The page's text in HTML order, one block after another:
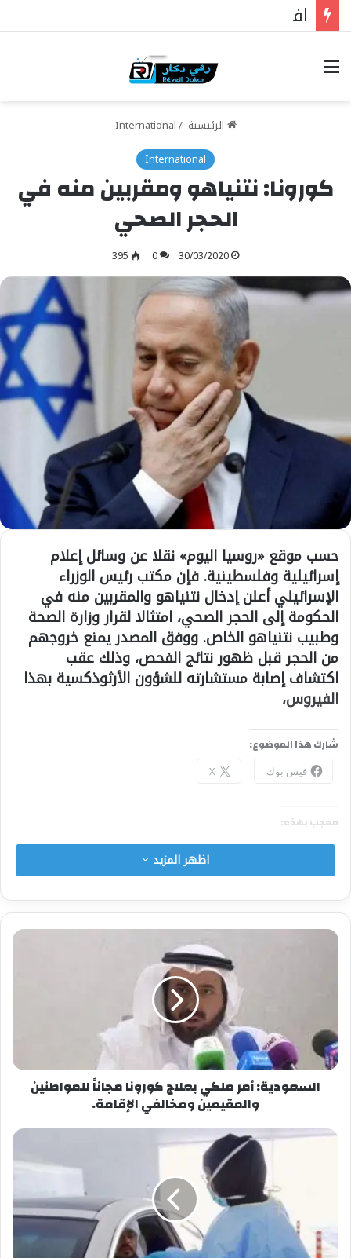
خيارات
الرئيسية /
International
International
كورونا: نتنياهو ومقربين منه في
الحجر الصحي
30/03/2020
0
395
حسب موقع «روسيا اليوم» نقلا عن وسائل إعلام
إسرائيلية وفلسطينية. فإن مكتب رئيس الوزراء
الإسرائيلي أعلن إدخال نتنياهو والمقربين منه في
الحكومة إلى الحجر الصحي، امتثالا لقرار وزارة الصحة
وطبيب نتنياهو الخاص. ووفق المصدر يمنع خروجهم
من الحجر قبل ظهور نتائج الفحص، وذلك عقب
اكتشاف إصابة مستشارته للشؤون الأرثوذكسية بهذا
الفيروس،
شارك هذا الموضوع:
فيس بوك X
معجب بهذه:
اظهر المزيد
السعودية: أمر ملكي بعلاج كورونا مجاناً للمواطنين
والمقيمين ومخالفي الإقامة.